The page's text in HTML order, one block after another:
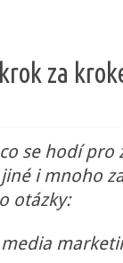
za
se hodí pro
i mnoho
otázky: